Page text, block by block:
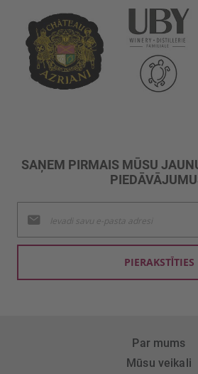
SAŅEM PIRMAIS MŪSU
jaunumu
saņemšanai:
PIERAKSTĪTIES
Par mums
Mūsu veikali